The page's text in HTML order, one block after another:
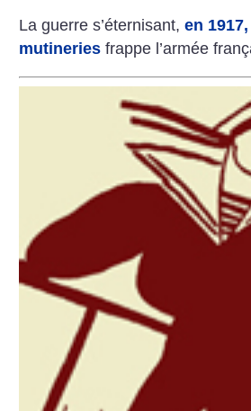
La guerre s’éternisant,en
mutineries frappe l’armée